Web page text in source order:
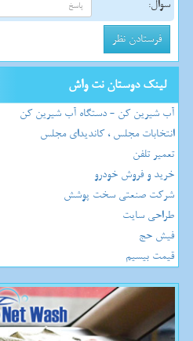
سوال:
لینک دوستان نت واش
آب شیرین کن - دستگاه آب شیرین کن
انتخابات مجلس ، کاندیدای مجلس
تعمیر تلفن
خرید و فروش خودرو
شرکت صنعتی سخت پوشش
طراحی سایت
فیش حج
قیمت بیسیم